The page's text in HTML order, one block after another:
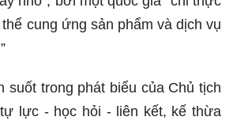
cung ứng sản phẩm và dịch vụ
suốt trong phát biểu của Chủ tịch
lực - học hỏi - liên kết, kế thừa